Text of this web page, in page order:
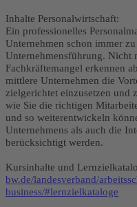
Inhalte Personalwirtschaft:
Ein professionelles
Unternehmen schon immer
Unternehmensführung. Nicht
Fachkräftemangel erkennen
mittlere Unternehmen die
zielgerichtet einzusetzen und
wie Sie die richtigen
und so weiterentwickeln
Unternehmens als auch die
berücksichtigt werden.
Kursinhalte und
bw.de/landesverband/
business/#lernzielkataloge